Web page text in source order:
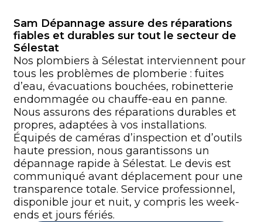
Sam Dépannage assure des réparations
fiables et durables sur tout le secteur de
Sélestat
Nos plombiers à Sélestat interviennent pour
tous les problèmes de plomberie : fuites
d’eau, évacuations bouchées, robinetterie
endommagée ou chauffe-eau en panne.
Nous assurons des réparations durables et
propres, adaptées à vos installations.
Équipés de caméras d’inspection et d’outils
haute pression, nous garantissons un
dépannage rapide à Sélestat. Le devis est
communiqué avant déplacement pour une
transparence totale. Service professionnel,
disponible jour et nuit, y compris les week-
ends et jours fériés.